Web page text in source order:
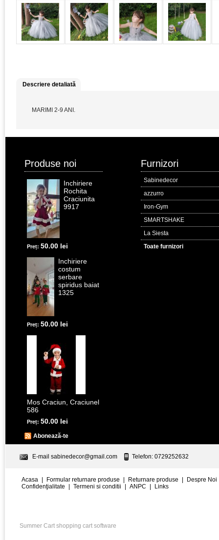
Descriere detaliată
MARIMI 2-9 ANI.
Produse noi
Inchiriere
Rochita
Craciunita
9917
Preț: 50.00 lei
Inchiriere
costum
serbare
spiridus baiat
1325
Preț: 50.00 lei
Mos Craciun, Craciunel
586
Preț: 50.00 lei
Abonează-te
Furnizori
Sabinedecor
azzurro
Iron-Gym
SMARTSHAKE
La Siesta
Toate furnizori
E-mail sabinedecor@gmail.com Telefon: 0729252632
Acasa Formular returnare produse Returnare produse
Despre Noi
Confidenţialitate
Termeni si conditii ANPC Links
Summer Cart shopping cart software